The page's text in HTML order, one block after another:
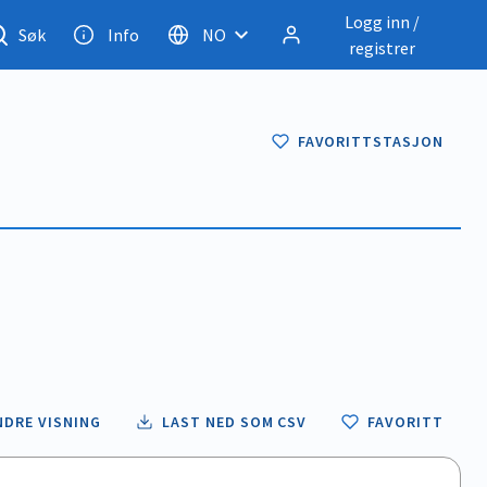
Søk Info NO
Logg inn /
registrer
FAVORITTSTASJON
VISNING LAST NED SOM CSV FAVORITT